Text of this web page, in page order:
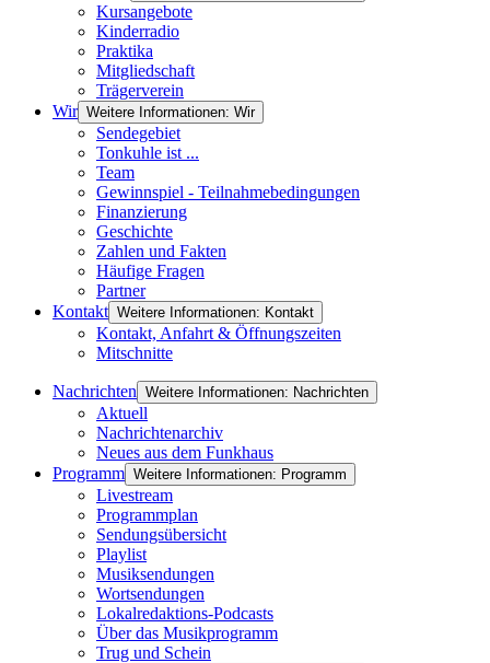
Kursangebote
Kinderradio
Praktika
Mitgliedschaft
Trägerverein
Wir Weitere Informationen: Wir
Sendegebiet
Tonkuhle ist ...
Team
Gewinnspiel - Teilnahmebedingungen
Finanzierung
Geschichte
Zahlen und Fakten
Häufige Fragen
Partner
Kontakt Weitere Informationen: Kontakt
Kontakt, Anfahrt & Öffnungszeiten
Mitschnitte
Nachrichten Weitere Informationen: Nachrichten
Aktuell
Nachrichtenarchiv
Neues aus dem Funkhaus
Programm Weitere Informationen: Programm
Livestream
Programmplan
Sendungsübersicht
Playlist
Musiksendungen
Wortsendungen
Lokalredaktions-Podcasts
Über das Musikprogramm
Trug und Schein